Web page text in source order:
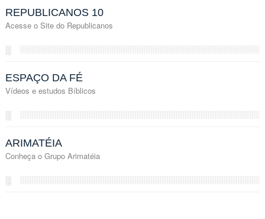
REPUBLICANOS 10
Acesse o Site do Republicanos
░
ESPAÇO DA FÉ
Vídeos e estudos Bíblicos
░
ARIMATÉIA
Conheça o Grupo Arimatéia
░